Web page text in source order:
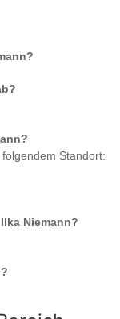
?
?
Standort:
Ilka Niemann?